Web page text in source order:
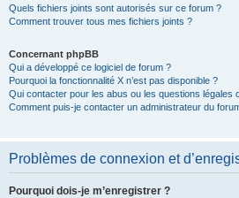
Quels fichiers joints sont autorisés sur ce forum ?
Comment trouver tous mes fichiers joints ?
Concernant phpBB
Qui a développé ce logiciel de forum ?
Pourquoi la fonctionnalité X n’est pas disponible ?
Qui contacter pour les abus ou les questions légales
Comment puis-je contacter un administrateur du
Problèmes de connexion et
Pourquoi dois-je m’enregistrer ?